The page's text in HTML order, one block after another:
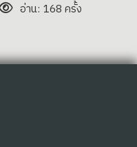
อ่าน: 168 ครั้ง